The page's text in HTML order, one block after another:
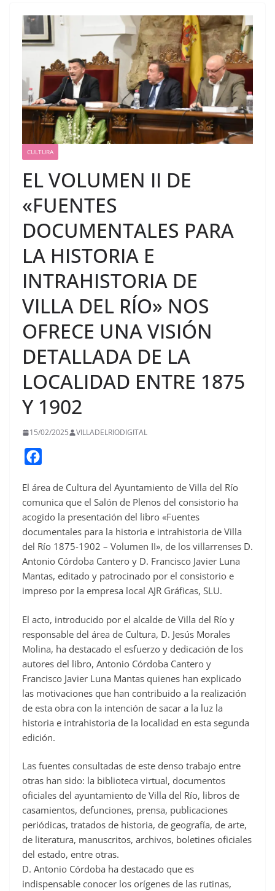
CULTURA
EL VOLUMEN II DE
«FUENTES
DOCUMENTALES PARA
LA HISTORIA E
INTRAHISTORIA DE
VILLA DEL RÍO» NOS
OFRECE UNA VISIÓN
DETALLADA DE LA
LOCALIDAD ENTRE 1875
Y 1902
15/02/2025 VILLADELRIODIGITAL
c
e
o
o
k
El área de Cultura del Ayuntamiento de Villa del Río
comunica que el Salón de Plenos del consistorio ha
acogido la presentación del libro «Fuentes
documentales para la historia e intrahistoria de Villa
del Río 1875-1902 – Volumen II», de los villarrenses D.
Antonio Córdoba Cantero y D. Francisco Javier Luna
Mantas, editado y patrocinado por el consistorio e
impreso por la empresa local AJR Gráficas, SLU.
El acto, introducido por el alcalde de Villa del Río y
responsable del área de Cultura, D. Jesús Morales
Molina, ha destacado el esfuerzo y dedicación de los
autores del libro, Antonio Córdoba Cantero y
Francisco Javier Luna Mantas quienes han explicado
las motivaciones que han contribuido a la realización
de esta obra con la intención de sacar a la luz la
historia e intrahistoria de la localidad en esta segunda
edición.
Las fuentes consultadas de este denso trabajo entre
otras han sido: la biblioteca virtual, documentos
oficiales del ayuntamiento de Villa del Río, libros de
casamientos, defunciones, prensa, publicaciones
periódicas, tratados de historia, de geografía, de arte,
de literatura, manuscritos, archivos, boletines oficiales
del estado, entre otras.
D. Antonio Córdoba ha destacado que es
indispensable conocer los orígenes de las rutinas,